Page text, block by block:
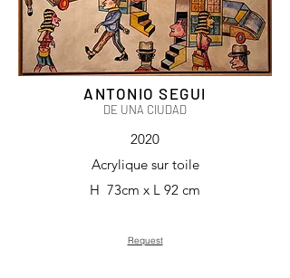
ANTONIO SEGUI
DE UNA CIUDAD
2020
Acrylique sur toile
H 73cm x L 92 cm
Request